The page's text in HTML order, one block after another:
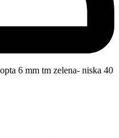
6 mm tm zelena- niska 40